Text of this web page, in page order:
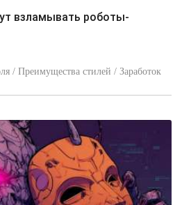
/ Преимущества стилей / Заработок